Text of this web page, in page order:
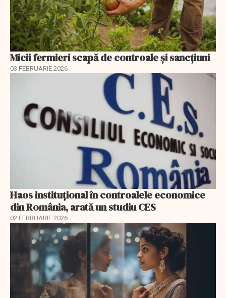
Micii fermieri scapă de controale și sancțiuni
03 FEBRUARIE 2026
Haos instituțional în controalele economice
din România, arată un studiu CES
02 FEBRUARIE 2026